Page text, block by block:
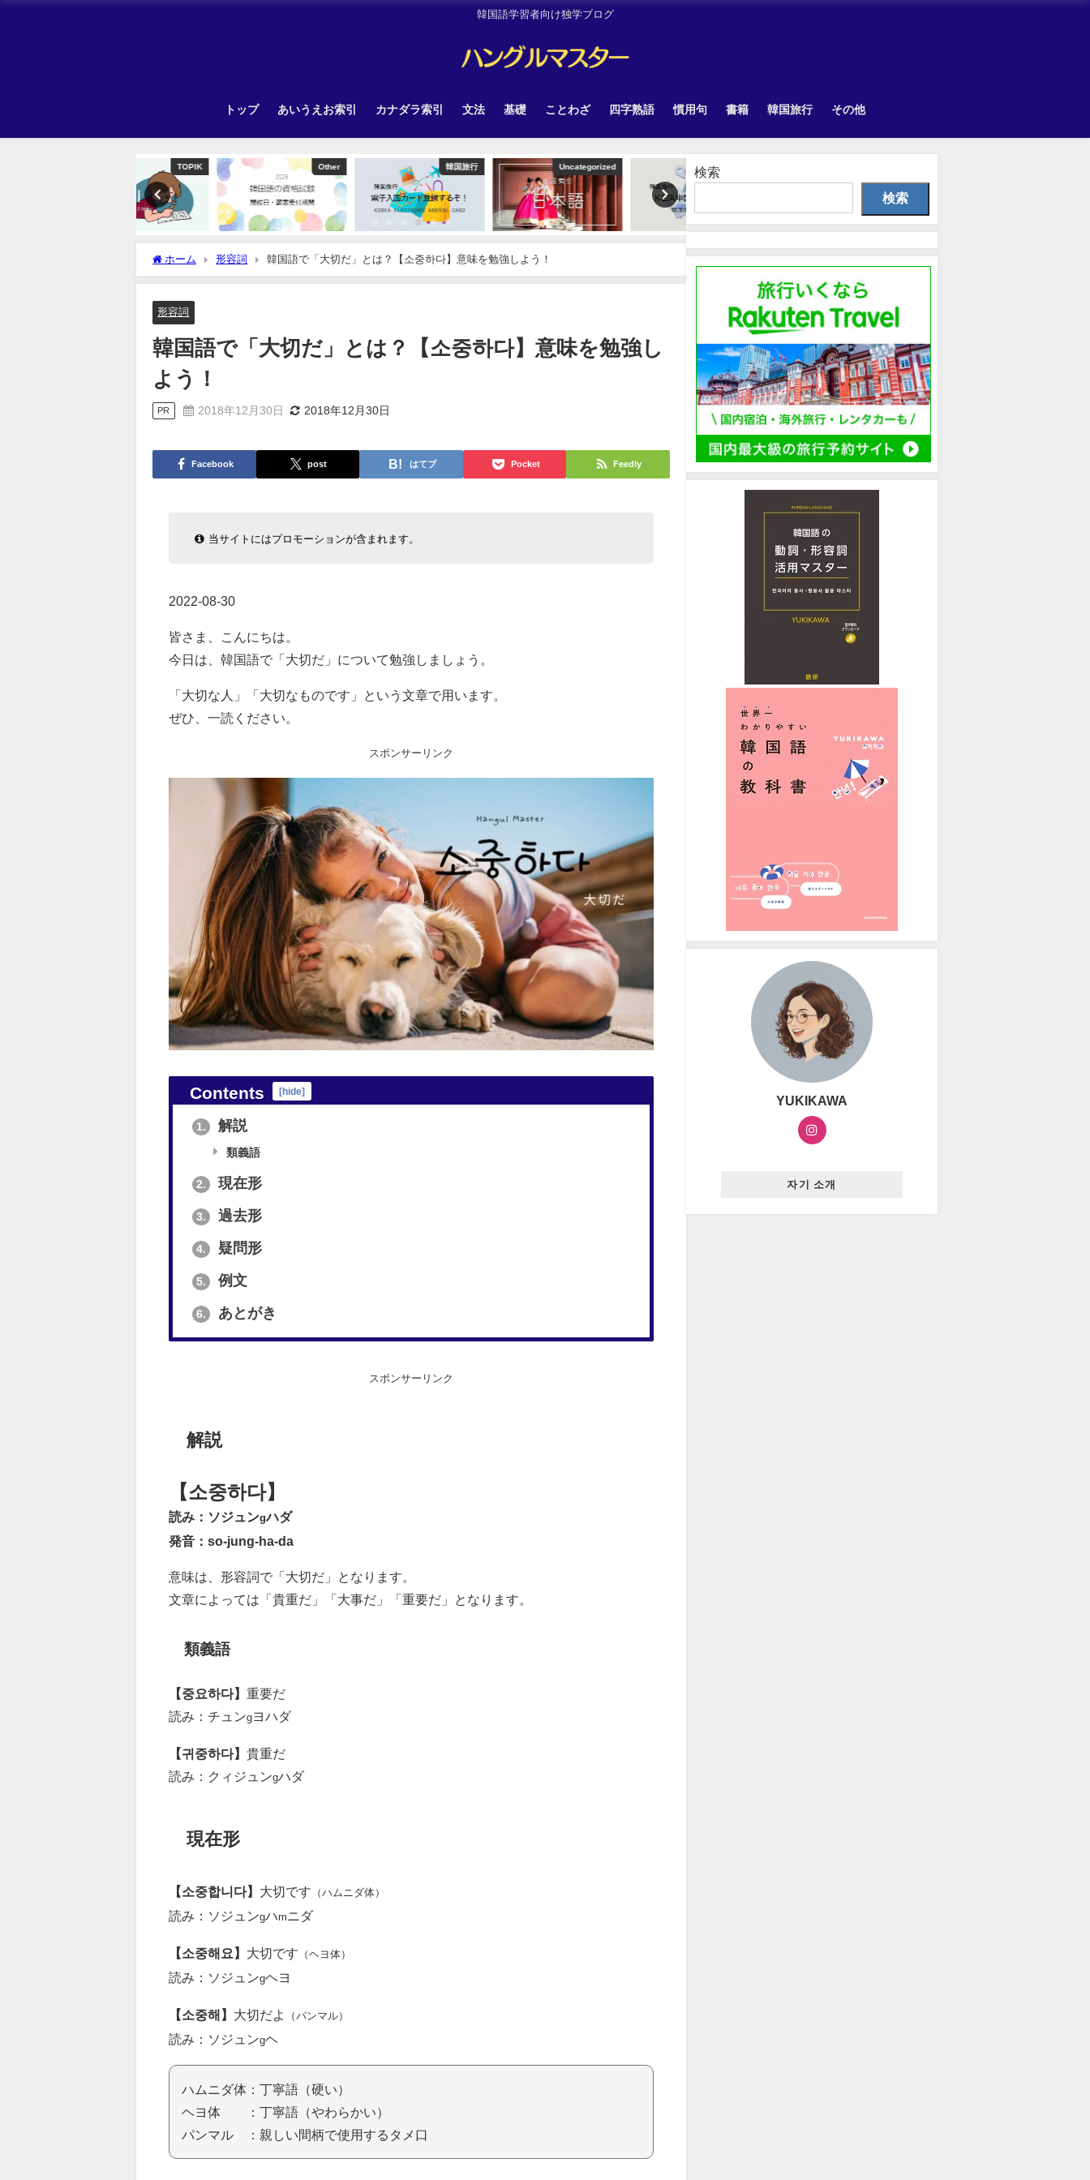
韓国語学習者向け独学ブログ
トップ あいうえお索引 カナダラ索引 文法 基礎 ことわざ 四字熟語 慣用句 書籍 韓国旅行 その他
Other Uncategorized 韓国旅行
ホーム 形容詞 韓国語で「大切だ」とは？【소중하다】意味を勉強しよう！
形容詞
韓国語で「大切だ」とは？【소중하다】意味を勉強し
よう！
PR 2018年12月30日 2018年12月30日
Facebook post はてブ Pocket Feedly
当サイトにはプロモーションが含まれます。
2022-08-30
皆さま、こんにちは。
今日は、韓国語で「大切だ」について勉強しましょう。
「大切な人」「大切なものです」という文章で用います。
ぜひ、一読ください。
スポンサーリンク
Contents [hide]
1. 解説
類義語
2. 現在形
3. 過去形
4. 疑問形
5. 例文
6. あとがき
スポンサーリンク
解説
【소중하다】
読み：ソジュンgハダ
発音：so-jung-ha-da
意味は、形容詞で「大切だ」となります。
文章によっては「貴重だ」「大事だ」「重要だ」となります。
類義語
【중요하다】 重要だ
読み：チュンgヨハダ
【귀중하다】 貴重だ
読み：クィジュンgハダ
現在形
【소중합니다】 大切です （ハムニダ体）
読み：ソジュンgハm ニダ
【소중해요】 大切です （ヘヨ体）
読み：ソジュンgヘヨ
【소중해】 大切だよ （パンマル）
読み：ソジュンgヘ
ハムニダ体：丁寧語（硬い）
ヘヨ体 ：丁寧語（やわらかい）
パンマル ：親しい間柄で使用するタメ口
検索
検索
YUKIKAWA
자기 소개